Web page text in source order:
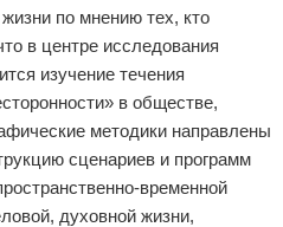
по мнению тех, кто
в центре исследования
изучение течения
в обществе,
методики направлены
сценариев и программ
временной
духовной жизни,